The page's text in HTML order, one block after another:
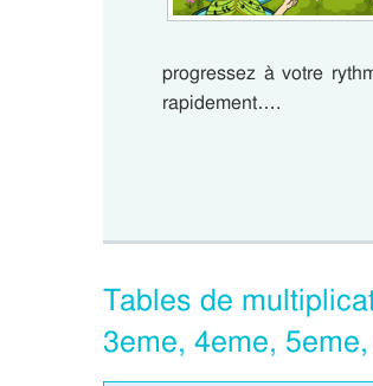
progressez à votre
rapidement….
Tables de
3eme, 4eme,